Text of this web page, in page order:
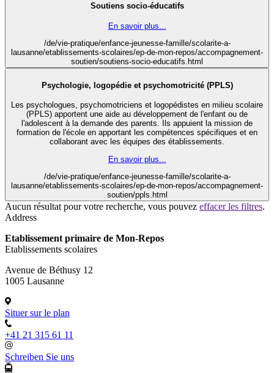
Soutiens socio-éducatifs
En savoir plus...
/de/vie-pratique/enfance-jeunesse-famille/scolarite-a-
lausanne/etablissements-scolaires/ep-de-mon-repos/accompagnement-
soutien/soutiens-socio-educatifs.html
Psychologie, logopédie et psychomotricité (PPLS)
Les psychologues, psychomotriciens et logopédistes en milieu scolaire
(PPLS) apportent une aide au développement de l'enfant ou de
l'adolescent à la demande des parents. Ils appuient la mission de
formation de l'école en apportant les compétences spécifiques et en
collaborant avec les équipes des établissements.
En savoir plus...
/de/vie-pratique/enfance-jeunesse-famille/scolarite-a-
lausanne/etablissements-scolaires/ep-de-mon-repos/accompagnement-
soutien/ppls.html
Aucun résultat pour votre recherche, vous pouvez effacer les filtres.
Address
Etablissement primaire de Mon-Repos
Etablissements scolaires
Avenue de Béthusy 12
1005 Lausanne
Situer sur le plan
+41 21 315 61 11
Schreiben Sie uns